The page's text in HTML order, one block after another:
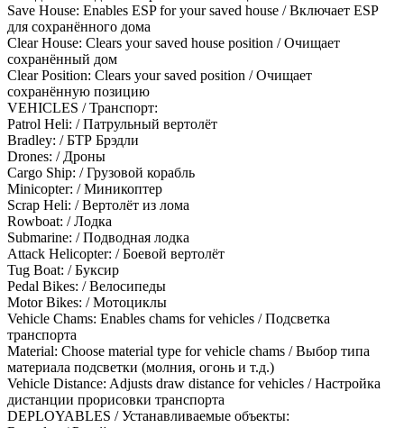
Save House: Enables ESP for your saved house / Включает ESP
для сохранённого дома
Clear House: Clears your saved house position / Очищает
сохранённый дом
Clear Position: Clears your saved position / Очищает
сохранённую позицию
VEHICLES / Транспорт:
Patrol Heli: / Патрульный вертолёт
Bradley: / БТР Брэдли
Drones: / Дроны
Cargo Ship: / Грузовой корабль
Minicopter: / Миникоптер
Scrap Heli: / Вертолёт из лома
Rowboat: / Лодка
Submarine: / Подводная лодка
Attack Helicopter: / Боевой вертолёт
Tug Boat: / Буксир
Pedal Bikes: / Велосипеды
Motor Bikes: / Мотоциклы
Vehicle Chams: Enables chams for vehicles / Подсветка
транспорта
Material: Choose material type for vehicle chams / Выбор типа
материала подсветки (молния, огонь и т.д.)
Vehicle Distance: Adjusts draw distance for vehicles / Настройка
дистанции прорисовки транспорта
DEPLOYABLES / Устанавливаемые объекты: